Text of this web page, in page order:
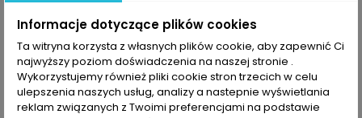
Udostępnij
OPIS SZCZEGÓŁY PRODUKTU
Informacje dotyczące plików cookies
Ta witryna korzysta z własnych plików cookie, aby zapewnić Ci
najwyższy poziom doświadczenia na naszej stronie .
Wykorzystujemy również pliki cookie stron trzecich w celu
ulepszenia naszych usług, analizy a nastepnie wyświetlania
reklam związanych z Twoimi preferencjami na podstawie